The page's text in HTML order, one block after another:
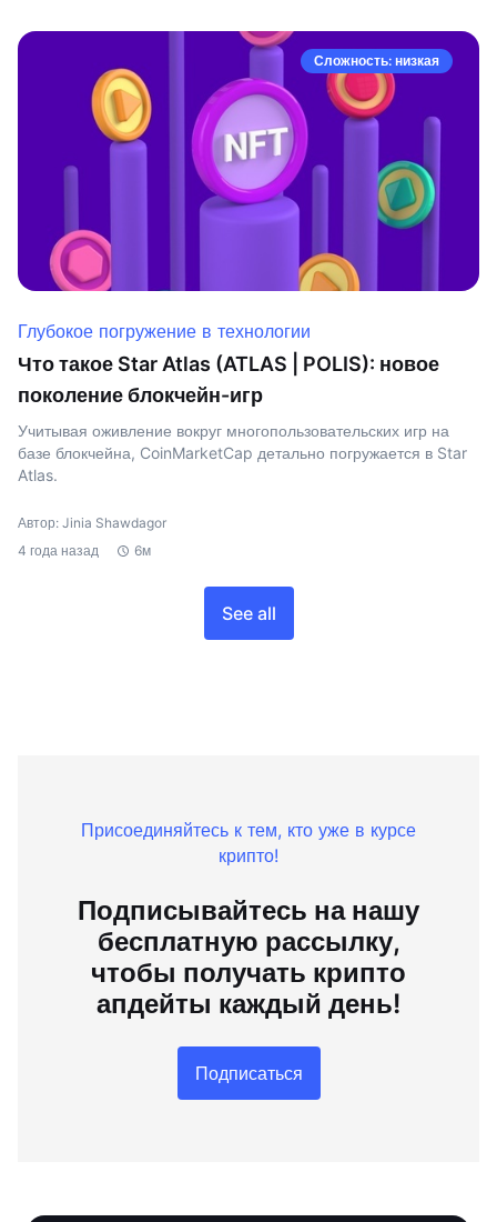
Сложность: низкая
Глубокое погружение в технологии
Что такое Star Atlas (ATLAS | POLIS): новое
поколение блокчейн-игр
Учитывая оживление вокруг многопользовательских игр на
базе блокчейна, CoinMarketCap детально погружается в Star
Atlas.
Автор: Jinia Shawdagor
4 года назад
6м
See all
Присоединяйтесь к тем, кто уже в курсе
крипто!
Подписывайтесь на нашу
бесплатную рассылку,
чтобы получать крипто
апдейты каждый день!
Подписаться